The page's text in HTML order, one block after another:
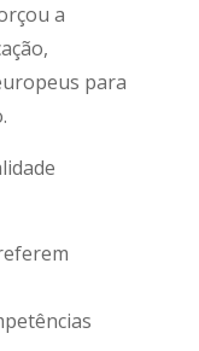
a
para